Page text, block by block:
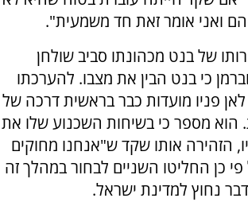
ואני אומר זאת חד משמעית".
של בנט מכהונתו סביב שולחן
כי בנט הבין את מצבו. להערכתו
פניו מועדות כבר בראשית דרכה של
מספר כי בשיחות השכנוע שלו את
הזהירה אותו שקד ש"אנחנו מחוקים
כן החליטו השניים לבחור במהלך זה
נחוץ למדינת ישראל.